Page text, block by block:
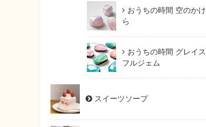
おうちの時間 空のかけ
ら
おうちの時間 グレイス
フルジェム
スイーツソープ